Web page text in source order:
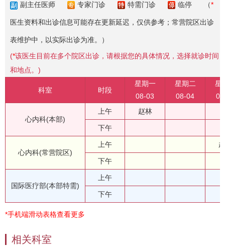
副主任医师 专家门诊 特需门诊 临停 （*
医生资料和出诊信息可能存在更新延迟，仅供参考；常营院区出诊
表维护中，以实际出诊为准。）
(*该医生目前在多个院区出诊，请根据您的具体情况，选择就诊时间
和地点。)
科室 时段
星期一
08-03
星期二
08-04
星
心内科(本部)
上午 赵林
下午
心内科(常营院区)
上午
下午
国际医疗部(本部特需)
上午
下午
*手机端滑动表格查看更多
相关科室